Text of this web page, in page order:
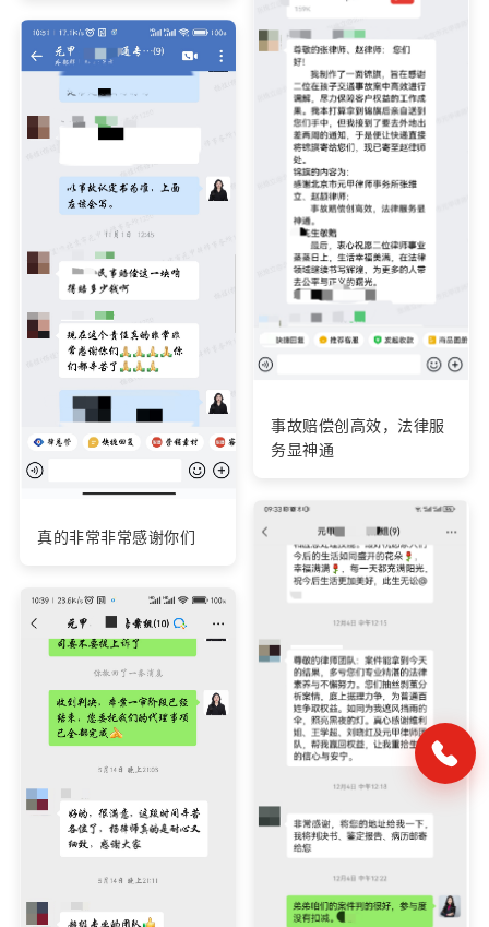
真的非常非常感谢你们
事故赔偿创高效，法律服
务显神通